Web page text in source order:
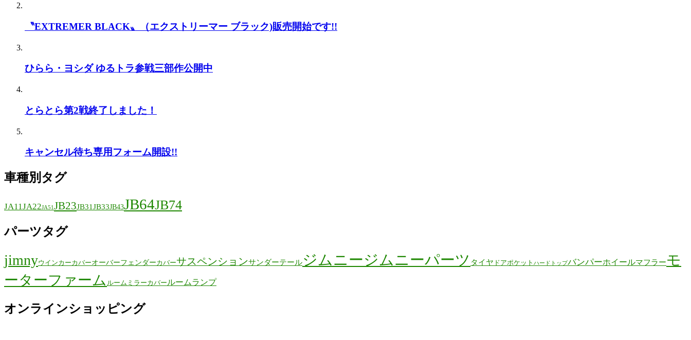
〝EXTREMER BLACK〟（エクストリーマー ブラック)販売開始です!!
ひらら・ヨシダ ゆるトラ参戦三部作公開中
とらとら第2戦終了しました！
キャンセル待ち専用フォーム開設!!
車種別タグ
JA11JA22JA51 JB23JB31JB33JB43JB64JB74
パーツタグ
jimnyウインカーカバーオーバーフェンダーカバーサスペンションサンダーテールジムニージムニーパーツ タイヤ ドアポケット ハードトップバンパーホイールマフラーモ
ーターファーム ルームミラーカバー ルームランプ
オンラインショッピング